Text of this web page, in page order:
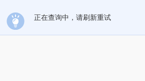
正在查询中，请刷新重试